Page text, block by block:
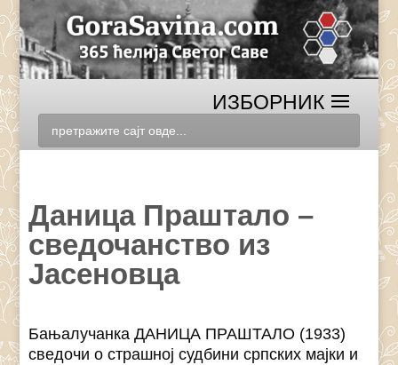
Даница Праштало –
сведочанство из
Јасеновца
Бањалучанка ДАНИЦА ПРАШТАЛО (1933)
сведочи о страшној судбини српских мајки и